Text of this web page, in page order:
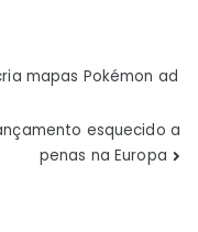
mapas Pokémon ad
esquecido a
penas na Europa